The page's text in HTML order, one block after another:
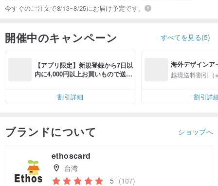
今すぐのご注文で8/13~8/25にお届け予定です。
開催中のキャンペーン すべてを見る(5)
【アプリ限定】新規登録から7日以
内に4,000円以上お買いもので送料
割引詳細
海外デザインア
入
越境送料割引（
割引詳
ブランドについて ショップへ
ethoscard
台湾
5 (107)